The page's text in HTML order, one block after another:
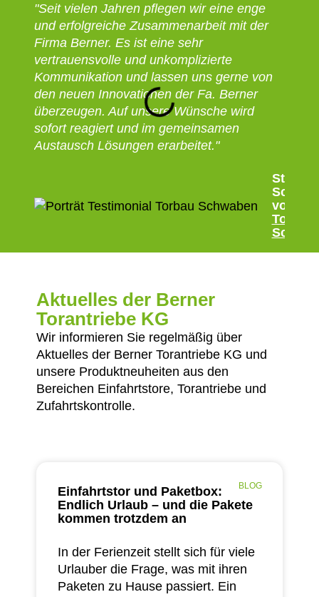
"Seit vielen Jahren pflegen wir eine enge
und erfolgreiche Zusammenarbeit mit der
Firma Berner. Es ist eine sehr
vertrauensvolle und unkomplizierte
Kommunikation und lassen uns gerne von
den neuen Innovationen der Fa. Berner
überzeugen. Auf unsere Wünsche wird
sofort reagiert und im gemeinsamen
Austausch Lösungen erarbeitet."
Stefan
von
Torbau
Aktuelles der Berner
Torantriebe KG
Wir informieren Sie regelmäßig über
Aktuelles der Berner Torantriebe KG und
unsere Produktneuheiten aus den
Bereichen Einfahrtstore, Torantriebe und
Zufahrtskontrolle.
BLOG
Einfahrtstor und Paketbox:
Endlich Urlaub – und die Pakete
kommen trotzdem an
In der Ferienzeit stellt sich für viele
Urlauber die Frage, was mit ihren
Paketen zu Hause passiert. Ein